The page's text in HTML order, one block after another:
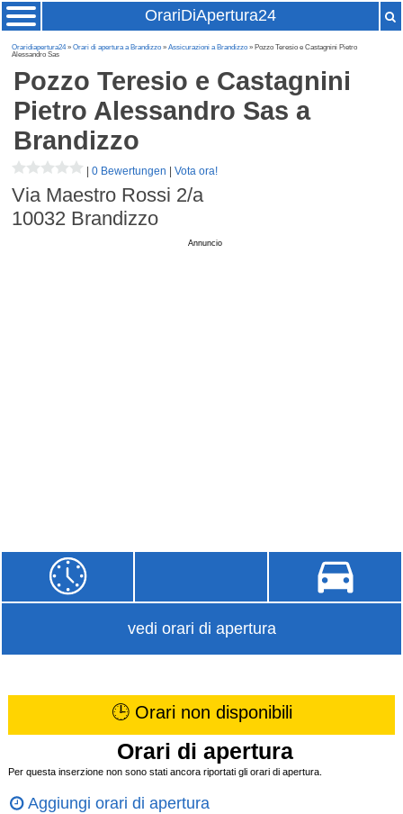
OrariDiApertura24
Oraridiapertura24»Orari di apertura a Brandizzo »Assicurazioni a Brandizzo » Pozzo Teresio e Castagnini Pietro
Alessandro Sas
Pozzo Teresio e Castagnini
Pietro Alessandro Sas a
Brandizzo
|0 Bewertungen |Vota ora!
Via Maestro Rossi 2/a
10032 Brandizzo
Annuncio
vedi orari di apertura
🕒 Orari non disponibili
Orari di apertura
Per questa inserzione non sono stati ancora riportati gli orari di apertura.
Aggiungi orari di apertura